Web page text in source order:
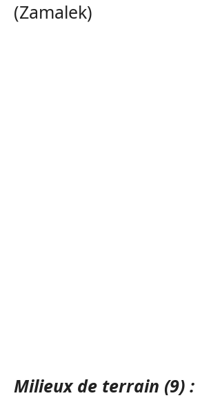
(Zamalek)
Milieux de terrain (9) :